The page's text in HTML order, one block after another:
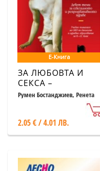
Е-Книга
ЗА ЛЮБОВТА И
СЕКСА –
ОТКРОВЕНО.
репродуктивното
здраве
Румен Бостанджиев, Ренета
2.05 € / 4.01 ЛВ.